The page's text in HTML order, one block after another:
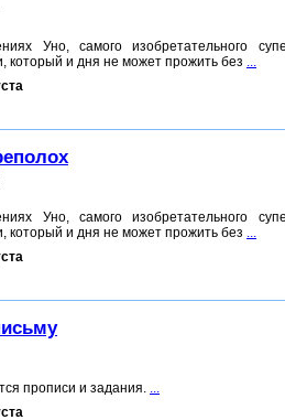
Уно, самого изобретательного
который и дня не может прожить без ...
Уно, самого изобретательного
который и дня не может прожить без ...
прописи и задания. ...